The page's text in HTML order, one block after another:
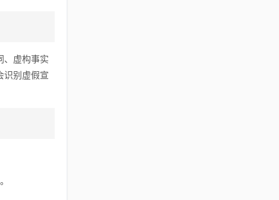
、虚构事实
识别虚假宣